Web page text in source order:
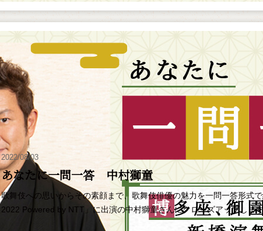
2022/08/03
あなたに一問一答 中村獅童
歌舞伎への思いからその素顔まで、歌舞伎俳優の魅力を一問一答形式
2022 Powered by NTT」に出演の中村獅童さんにクローズアップしま